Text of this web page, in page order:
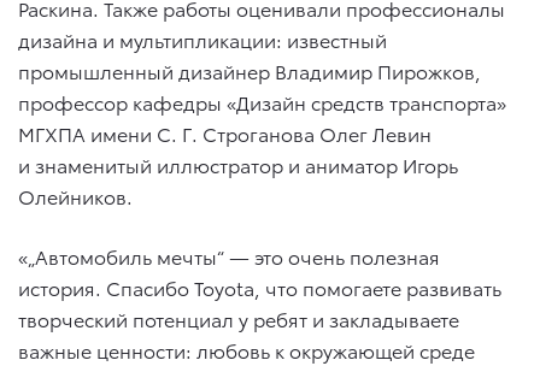
Раскина. Также работы оценивали профессионалы
дизайна и мультипликации: известный
промышленный дизайнер Владимир Пирожков,
профессор кафедры «Дизайн средств транспорта»
МГХПА имени С. Г. Строганова Олег Левин
и знаменитый иллюстратор и аниматор Игорь
Олейников.
«„Автомобиль мечты“ — это очень полезная
история. Спасибо Toyota, что помогаете развивать
творческий потенциал у ребят и закладываете
важные ценности: любовь к окружающей среде